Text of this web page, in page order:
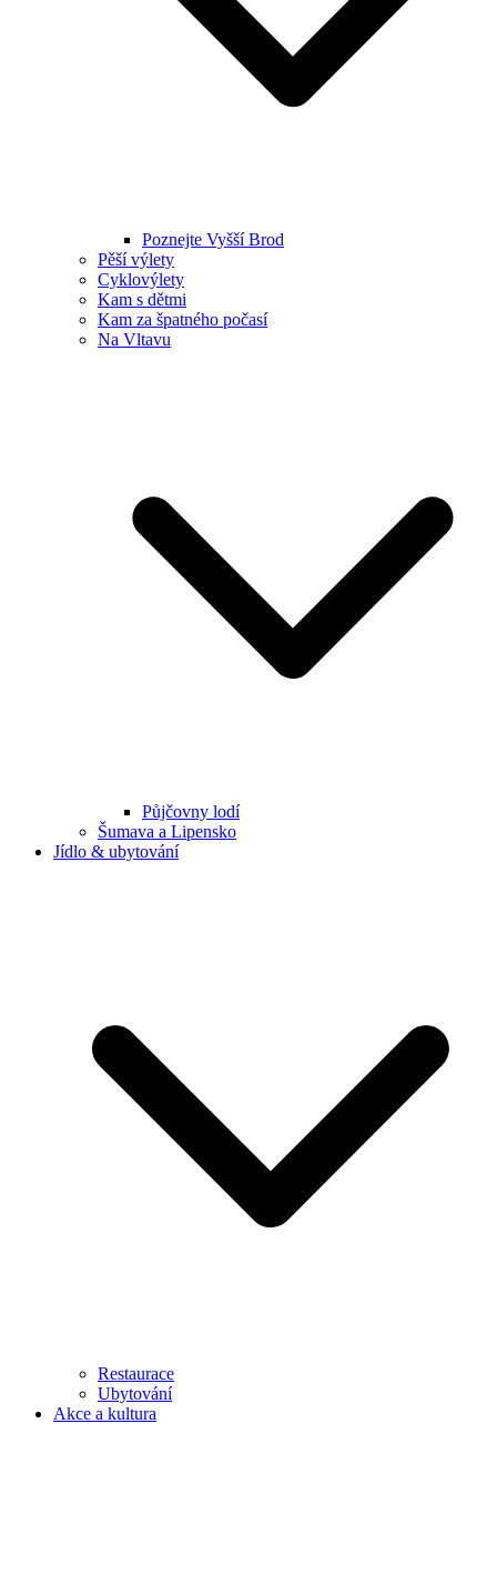
Poznejte Vyšší Brod
Pěší výlety
Cyklovýlety
Kam s dětmi
Kam za špatného počasí
Na Vltavu
Půjčovny lodí
Šumava a Lipensko
Jídlo & ubytování
Restaurace
Ubytování
Akce a kultura